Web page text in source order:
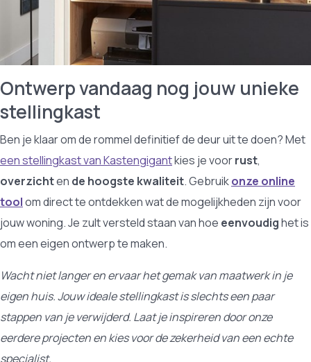
Ontwerp vandaag nog jouw unieke
stellingkast
Ben je klaar om de rommel definitief de deur uit te doen? Met
een stellingkast van Kastengigantkies je voorrust,
overzichten de hoogste kwaliteit. Gebruikonze online
toolom direct te ontdekken wat de mogelijkheden zijn voor
jouw woning. Je zult versteld staan van hoe eenvoudighet is
om een eigen ontwerp te maken.
Wacht niet langer en ervaar het gemak van maatwerk in je
eigen huis. Jouw ideale stellingkast is slechts een paar
stappen van je verwijderd. Laat je inspireren door onze
eerdere projecten en kies voor de zekerheid van een echte
specialist.